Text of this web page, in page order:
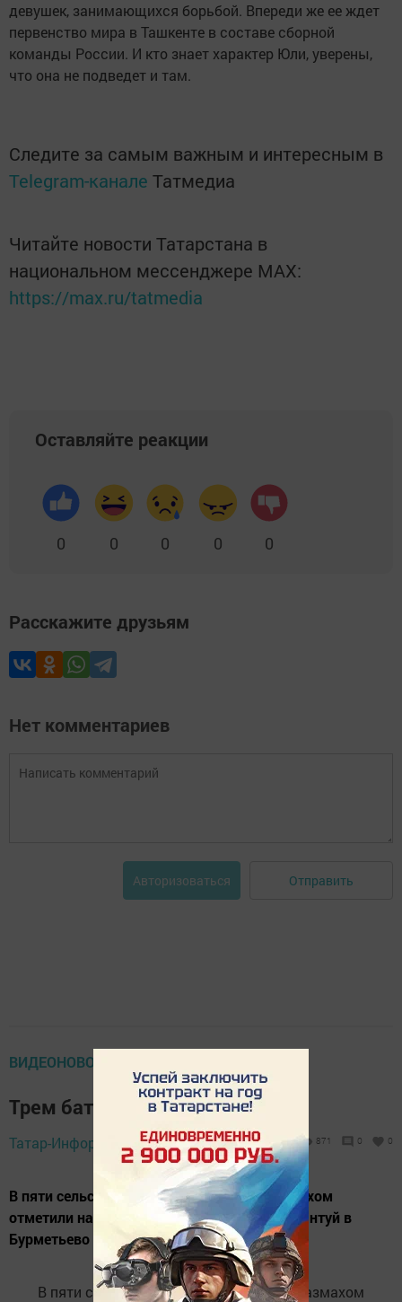
девушек, занимающихся борьбой. Впереди же ее ждет
первенство мира в Ташкенте в составе сборной
команды России. И кто знает характер Юли, уверены,
что она не подведет и там.
Следите за самым важным и интересным в
Telegram-канале Татмедиа
Читайте новости Татарстана в
национальном мессенджере MАХ:
https://max.ru/tatmedia
Оставляйте реакции
0 0 0 0 0
Расскажите друзьям
Нет комментариев
Авторизоваться Отправить
ВИДЕОНОВОСТИ ТВ
Трем батырам - три барана
Татар-Информ, 5 июля 2017 - 14:12 871 0 0
В пяти сельских поселениях района с размахом
отметили национальный праздник. На Сабантуй в
Бурметьево съехались почетные гости.
В пяти сельских поселениях района с размахом